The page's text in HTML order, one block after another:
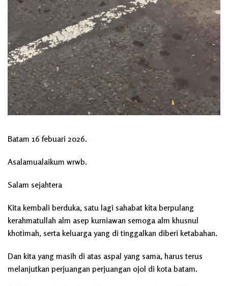
Batam 16 febuari 2026.
Asalamualaikum wrwb.
Salam sejahtera
Kita kembali berduka, satu lagi sahabat kita berpulang
kerahmatullah alm asep kurniawan semoga alm khusnul
khotimah, serta keluarga yang di tinggalkan diberi ketabahan.
Dan kita yang masih di atas aspal yang sama, harus terus
melanjutkan perjuangan perjuangan ojol di kota batam.